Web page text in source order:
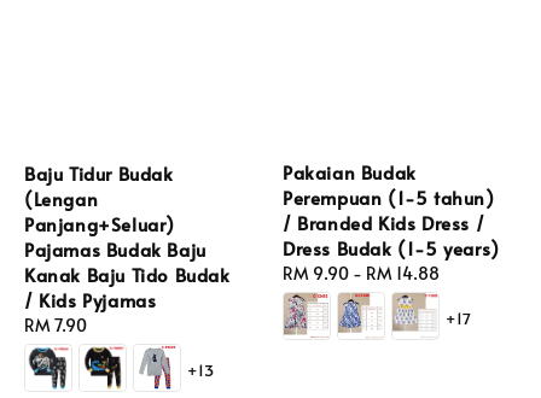
Baju Tidur Budak
(Lengan
Panjang+Seluar)
Pajamas Budak Baju
Kanak Baju Tido Budak
/ Kids Pyjamas
Regular
price
RM 7.90
+13
Pakaian Budak
Perempuan (1-5 tahun)
/ Branded Kids Dress /
Dress Budak (1-5 years)
Regular
price
RM 9.90 - RM 14.88
+17